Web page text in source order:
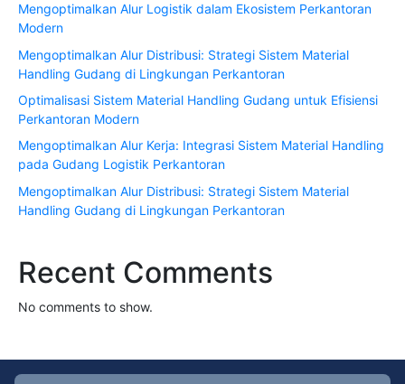
Mengoptimalkan Alur Logistik dalam Ekosistem Perkantoran
Modern
Mengoptimalkan Alur Distribusi: Strategi Sistem Material
Handling Gudang di Lingkungan Perkantoran
Optimalisasi Sistem Material Handling Gudang untuk Efisiensi
Perkantoran Modern
Mengoptimalkan Alur Kerja: Integrasi Sistem Material Handling
pada Gudang Logistik Perkantoran
Mengoptimalkan Alur Distribusi: Strategi Sistem Material
Handling Gudang di Lingkungan Perkantoran
Recent Comments
No comments to show.